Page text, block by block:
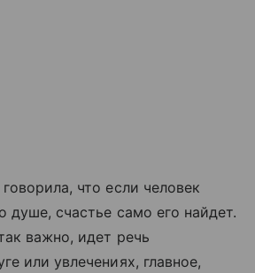
что если человек
душе, счастье само его найдет.
важно, идет речь
или увлечениях, главное,